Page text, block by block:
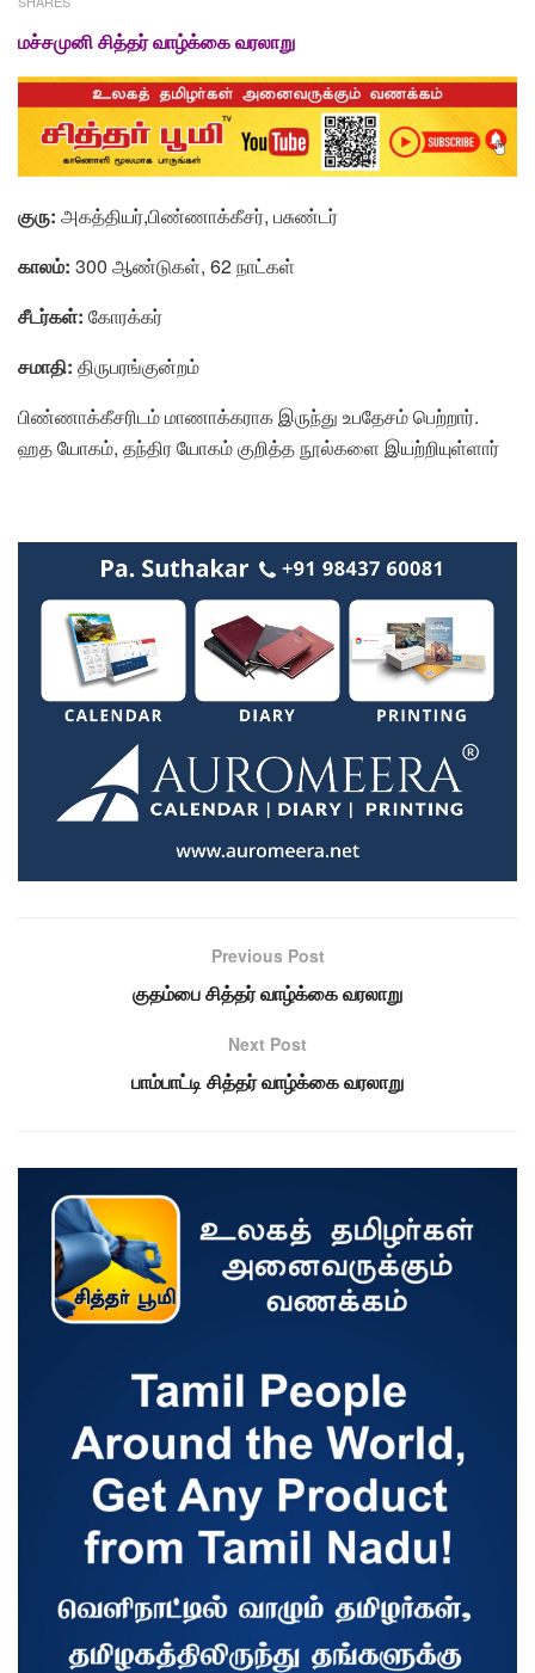
மச்சமுனி சித்தர் வாழ்க்கை வரலாறு
குரு: அகத்தியர்,பிண்ணாக்கீசர், பசுண்டர்
காலம்: 300 ஆண்டுகள், 62 நாட்கள்
சீடர்கள்: கோரக்கர்
சமாதி: திருபரங்குன்றம்
பிண்ணாக்கீசரிடம் மாணாக்கராக இருந்து உபதேசம் பெற்றார்.
ஹத யோகம், தந்திர யோகம் குறித்த நூல்களை இயற்றியுள்ளார்
Previous Post
குதம்பை சித்தர் வாழ்க்கை வரலாறு
Next Post
பாம்பாட்டி சித்தர் வாழ்க்கை வரலாறு